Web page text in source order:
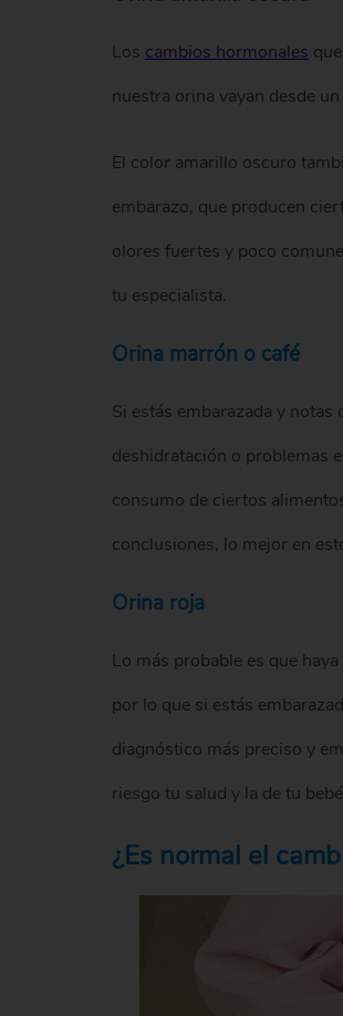
Los cambios hormonales
nuestra orina vayan desde
El color amarillo oscuro
embarazo, que producen
olores fuertes y poco
tu especialista.
Orina marrón o café
Si estás embarazada y
deshidratación o problemas
consumo de ciertos
conclusiones, lo mejor en
Orina roja
Lo más probable es que
por lo que si estás
diagnóstico más preciso y
riesgo tu salud y la de tu
¿Es normal el